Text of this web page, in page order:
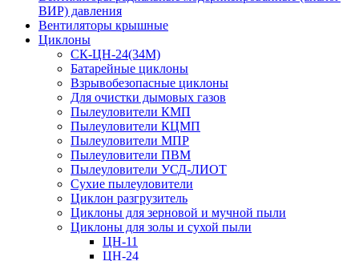
ВИР) давления
Вентиляторы крышные
Циклоны
СК-ЦН-24(34М)
Батарейные циклоны
Взрывобезопасные циклоны
Для очистки дымовых газов
Пылеуловители КМП
Пылеуловители КЦМП
Пылеуловители МПР
Пылеуловители ПВМ
Пылеуловители УСД-ЛИОТ
Сухие пылеуловители
Циклон разгрузитель
Циклоны для зерновой и мучной пыли
Циклоны для золы и сухой пыли
ЦН-11
ЦН-24